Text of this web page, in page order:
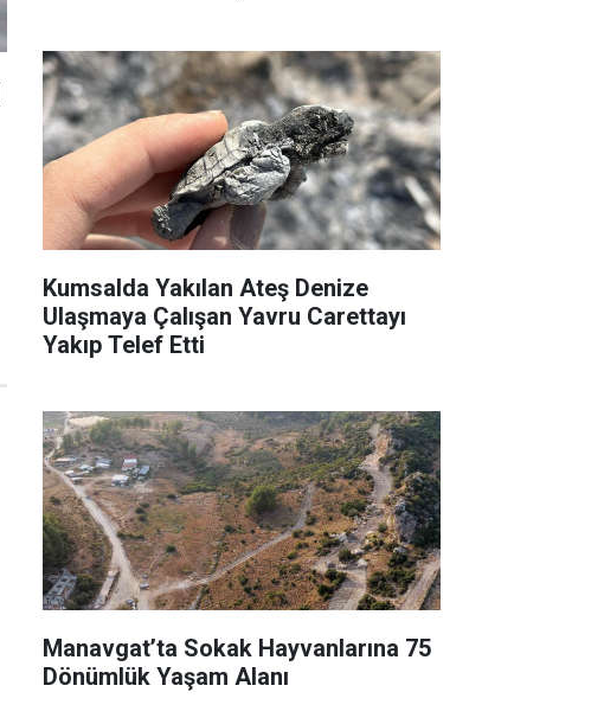
Kumsalda Yakılan Ateş Denize
Ulaşmaya Çalışan Yavru Carettayı
Yakıp Telef Etti
Manavgat’ta Sokak Hayvanlarına 75
Dönümlük Yaşam Alanı